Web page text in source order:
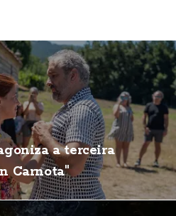
a terceira
Carnota"